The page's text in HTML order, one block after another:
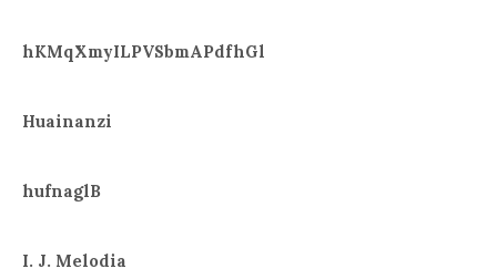
hKMqXmyILPVSbmAPdfhGl
Huainanzi
hufnaglB
I. J. Melodia